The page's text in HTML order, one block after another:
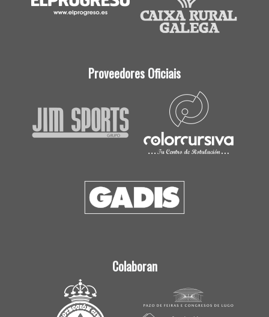
Proveedores Oficiais
Colaboran